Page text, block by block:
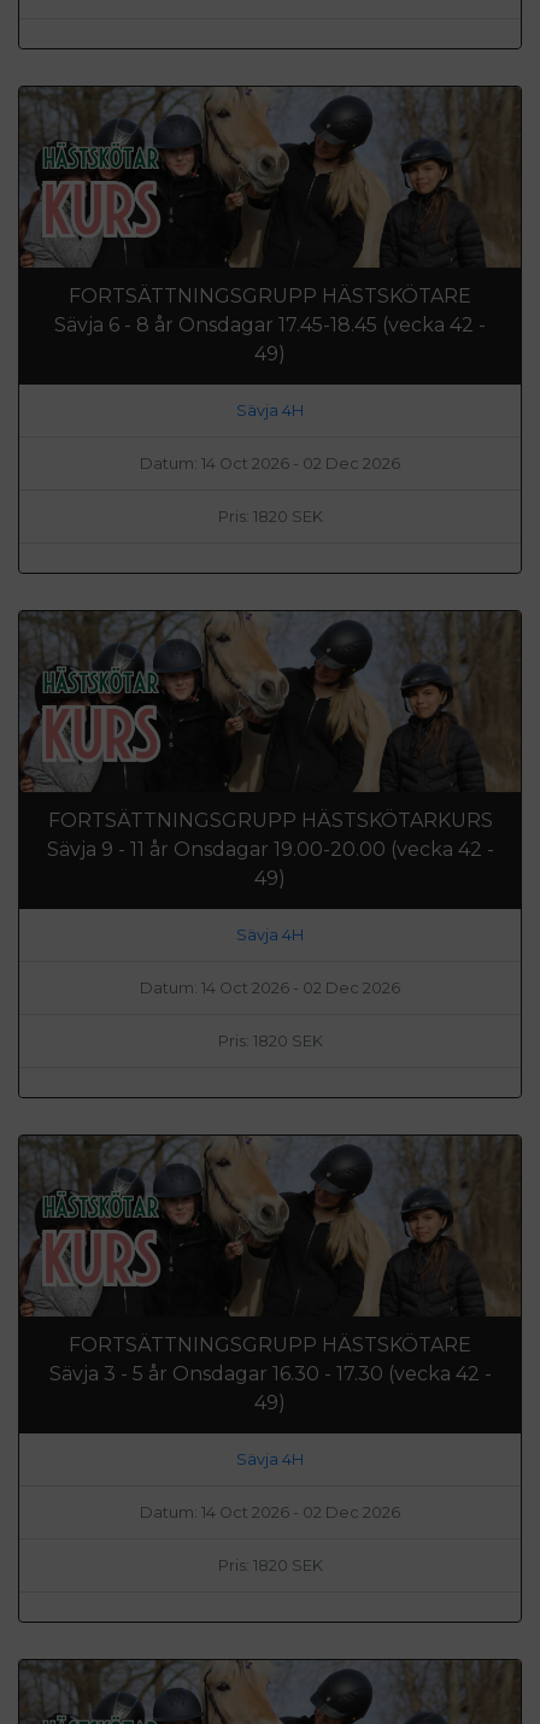
FORTSÄTTNINGSGRUPP HÄSTSKÖTARE
Sävja 6 - 8 år Onsdagar 17.45-18.45 (vecka 42 -
49)
Sävja 4H
Datum: 14 Oct 2026 - 02 Dec 2026
Pris: 1820 SEK
FORTSÄTTNINGSGRUPP HÄSTSKÖTARKURS
Sävja 9 - 11 år Onsdagar 19.00-20.00 (vecka 42 -
49)
Sävja 4H
Datum: 14 Oct 2026 - 02 Dec 2026
Pris: 1820 SEK
FORTSÄTTNINGSGRUPP HÄSTSKÖTARE
Sävja 3 - 5 år Onsdagar 16.30 - 17.30 (vecka 42 -
49)
Sävja 4H
Datum: 14 Oct 2026 - 02 Dec 2026
Pris: 1820 SEK